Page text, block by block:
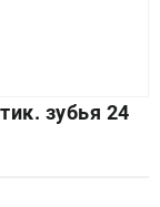
зубья 24